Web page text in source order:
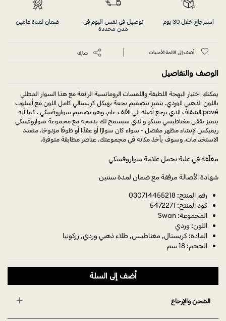
استرجاع خلال 30 يوم
توصيل في نفس اليوم في
مدن محددة
ضمان لمدة عامين
أضف إلى قائمة الأمنيات شارك
الوصف والتفاصيل
يمكنكِ اختيار البهجة اللطيفة واللمسات الرومانسية الرائعة مع هذا السوار المطلي
باللون الذهبي الوردي. يتميز بتصميم بجعة بهيكل كريستالي كامل اللون مع أسلوب
pavé الشفاف الذي يرجع أصله الي الألف عام، وهو تصميم سواروفسكي . كما أنه
يتميز بقفل مغناطيسي مبتكر، والذي سيسمح لك بدمجه مع مجموعة سواروفسكي
ريميكس لإنشاء مظهر مفصل - سواء كان سوارًا أو عقدًا أو طوقًا مزدوجًا. متعدد
الاستخدامات، وسوف يأخذ مكانه في مجموعتك. عناصر مطابقة متوفرة.
مغلّفة في علبة تحمل علامة سواروفسكي
شهادة الأصالة مرفقة مع ضمان لمدة سنتين
رقم المنتج: 030714455218
كود المنتج: 5472271
المجموعة: Swan
اللون: وردي
المادة: كريستال, مغناطيس, طلاء ذهبي وردي, زركونيا
الحجم: 18 سم
أضف إلى السلة
الشحن والإرجاع